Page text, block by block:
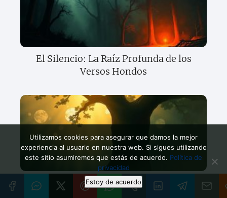
El Silencio: La Raíz Profunda de los
Versos Hondos
La Palabra: La Magia Pura de la Poesía
Utilizamos cookies para asegurar que damos la mejor
experiencia al usuario en nuestra web. Si sigues utilizando
este sitio asumiremos que estás de acuerdo. Política de
privacidad
Estoy de acuerdo